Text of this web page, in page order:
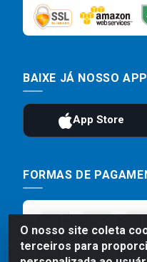
O nosso site coleta
terceiros para
BAIXE JÁ NOSSO APP
FORMAS DE